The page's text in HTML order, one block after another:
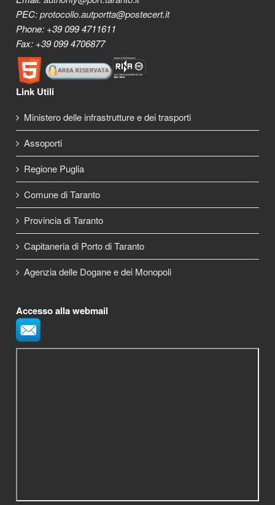
PEC:protocollo.autportta@postecert.it
Phone: +39 099 4711611
Fax: +39 099 4706877
Link Utili
Ministero delle infrastrutture e dei trasporti
Assoporti
Regione Puglia
Comune di Taranto
Provincia di Taranto
Capitaneria di Porto di Taranto
Agenzia delle Dogane e dei Monopoli
Accesso alla webmail